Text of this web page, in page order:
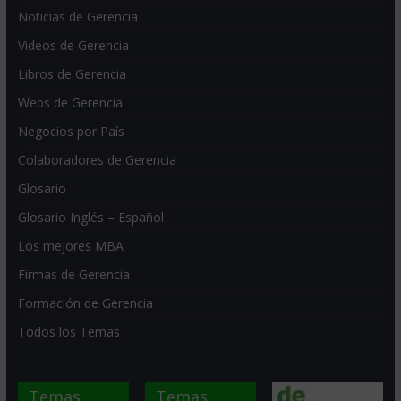
Noticias de Gerencia
Videos de Gerencia
Libros de Gerencia
Webs de Gerencia
Negocios por País
Colaboradores de Gerencia
Glosario
Glosario Inglés – Español
Los mejores MBA
Firmas de Gerencia
Formación de Gerencia
Todos los Temas
Temas Temas